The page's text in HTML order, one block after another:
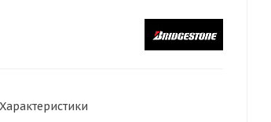
Характеристики